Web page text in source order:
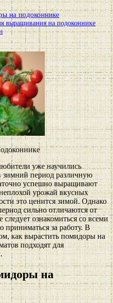
на подоконнике
выращивания на подоконнике
уже научились
зимний период различную
успешно выращивают
урожай вкусных
это ценится зимой. Однако
сильно отличаются от
ознакомиться со всеми
приниматься за работу. В
как вырастить помидоры на
подходят для
на